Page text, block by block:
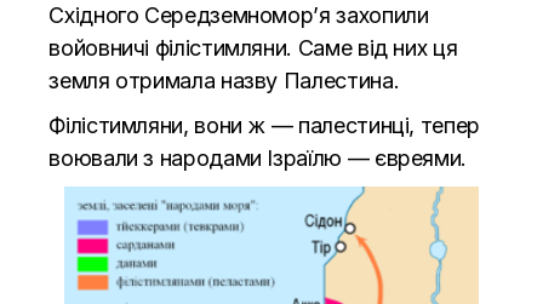
Східного Середземномор’я захопили
войовничі філістимляни. Саме від них ця
земля отримала назву Палестина.
Філістимляни, вони ж — палестинці, тепер
воювали з народами Ізраїлю — євреями.